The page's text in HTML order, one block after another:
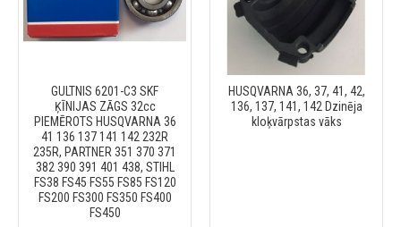
GULTNIS 6201-C3 SKF
ĶĪNIJAS ZĀGS 32cc
PIEMĒROTS HUSQVARNA 36
41 136 137 141 142 232R
235R, PARTNER 351 370 371
382 390 391 401 438, STIHL
FS38 FS45 FS55 FS85 FS120
FS200 FS300 FS350 FS400
FS450
HUSQVARNA 36, 37, 41, 42,
136, 137, 141, 142 Dzinēja
kloķvārpstas vāks